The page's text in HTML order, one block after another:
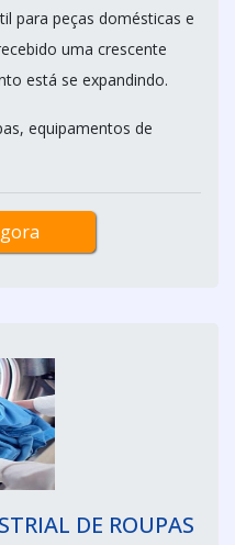
para peças domésticas e
uma crescente
está se expandindo.
equipamentos de
DE ROUPAS